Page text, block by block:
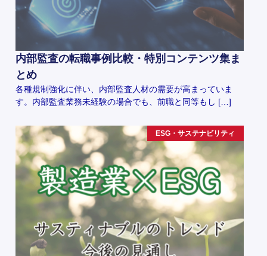
内部監査の転職事例比較・特別コンテンツ集ま
とめ
各種規制強化に伴い、内部監査人材の需要が高まっていま
す。内部監査業務未経験の場合でも、前職と同等もし […]
ESG・サステナビリティ